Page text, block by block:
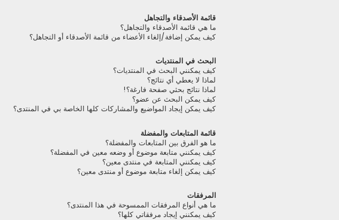
قائمة الأصدقاء والتجاهل
ما هي قائمة الأصدقاء والتجاهل؟
كيف يمكن إضافة/إلغاء الأعضاء من قائمة الأصدقاء أو التجاهل؟
البحث في المنتديات
كيف يمكنني البحث في المنتديات؟
لماذا لا يعطي أي نتائج؟
لماذا نتائج بحثي صفحة فارغة؟!
كيف يمكن البحث عن عضو؟
كيف يمكن إيجاد المواضيع والمشاركات كلها الخاصة بي في المنتدى؟
قائمة المتابعات والمفضلة
ما هو الفرق بين المتابعات والمفضلة؟
كيف يمكنني متابعة موضوع أو وضعه معين في المفضلة؟
كيف يمكنني المتابعة في منتدى معين؟
كيف يمكن إلغاء متابعة موضوع أو منتدى معين؟
المرفقات
ما هي أنواع المرفقات الممسوحة في هذا المنتدى؟
كيف يمكنني إيجاد مرفقاتي كلها؟